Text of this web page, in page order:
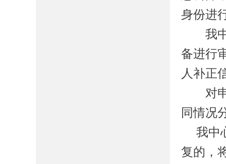
身份进
我
备进行
人补正
对申
同情况
我中
复的，